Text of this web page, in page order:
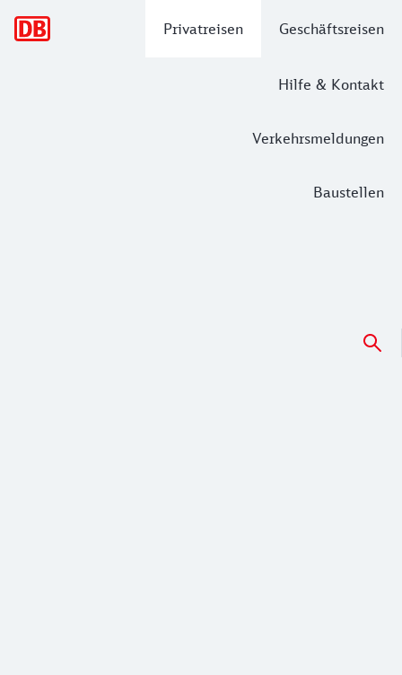
Privatreisen Geschäftsreisen
Hilfe & Kontakt
Verkehrsmeldungen
Baustellen